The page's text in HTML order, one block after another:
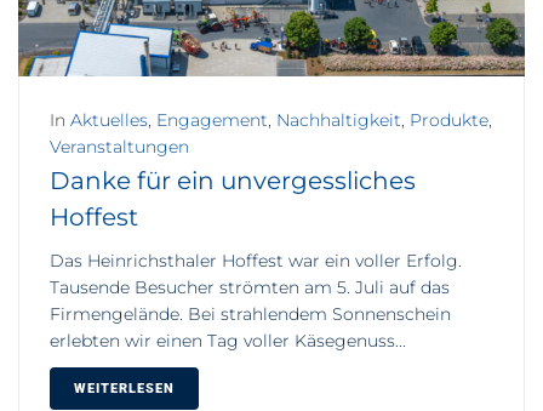
In Aktuelles, Engagement, Nachhaltigkeit, Produkte,
Veranstaltungen
Danke für ein unvergessliches
Hoffest
Das Heinrichsthaler Hoffest war ein voller Erfolg.
Tausende Besucher strömten am 5. Juli auf das
Firmengelände. Bei strahlendem Sonnenschein
erlebten wir einen Tag voller Käsegenuss...
WEITERLESEN